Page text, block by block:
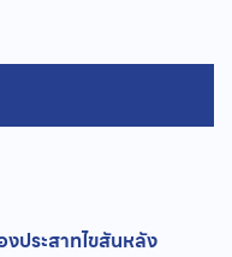
ประสาทไขสันหลัง